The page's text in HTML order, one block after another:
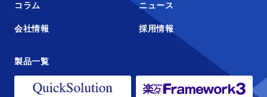
コラム ニュース
会社情報 採用情報
製品一覧